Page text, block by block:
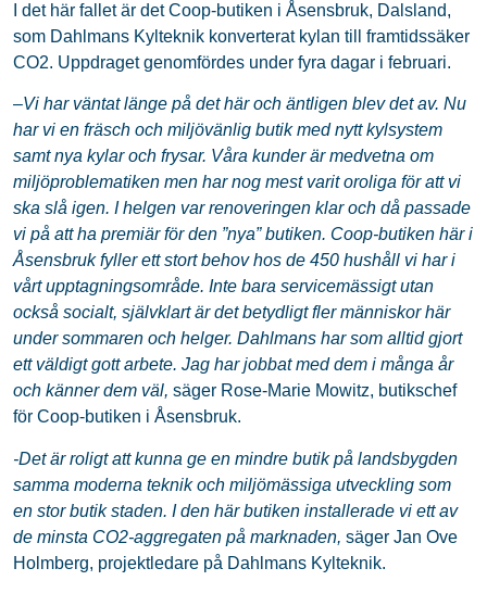
I det här fallet är det Coop-butiken i Åsensbruk, Dalsland,
som Dahlmans Kylteknik konverterat kylan till framtidssäker
CO2. Uppdraget genomfördes under fyra dagar i februari.
–Vi har väntat länge på det här och äntligen blev det av. Nu
har vi en fräsch och miljövänlig butik med nytt kylsystem
samt nya kylar och frysar. Våra kunder är medvetna om
miljöproblematiken men har nog mest varit oroliga för att vi
ska slå igen. I helgen var renoveringen klar och då passade
vi på att ha premiär för den ”nya” butiken. Coop-butiken här i
Åsensbruk fyller ett stort behov hos de 450 hushåll vi har i
vårt upptagningsområde. Inte bara servicemässigt utan
också socialt, självklart är det betydligt fler människor här
under sommaren och helger. Dahlmans har som alltid gjort
ett väldigt gott arbete. Jag har jobbat med dem i många år
och känner dem väl, säger Rose-Marie Mowitz, butikschef
för Coop-butiken i Åsensbruk.
-Det är roligt att kunna ge en mindre butik på landsbygden
samma moderna teknik och miljömässiga utveckling som
en stor butik staden. I den här butiken installerade vi ett av
de minsta CO2-aggregaten på marknaden, säger Jan Ove
Holmberg, projektledare på Dahlmans Kylteknik.